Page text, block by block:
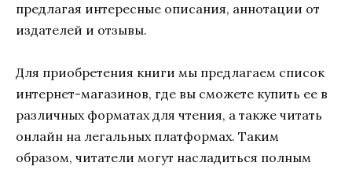
предлагая интересные описания, аннотации от
издателей и отзывы.
Для приобретения книги мы предлагаем список
интернет-магазинов, где вы сможете купить ее в
различных форматах для чтения, а также читать
онлайн на легальных платформах. Таким
образом, читатели могут насладиться полным